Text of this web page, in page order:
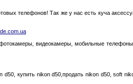
телефонов! Так же у нас есть куча
фотокамеры, видеокамеры, мобильные
купить nikon d50,продать nikon d50, soft